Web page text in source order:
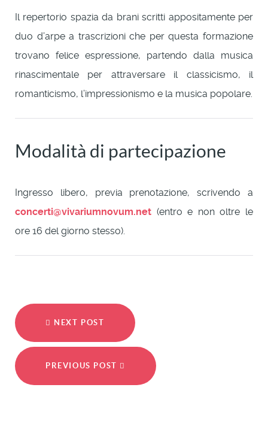
Il repertorio spazia da brani scritti appositamente per
duo d’arpe a trascrizioni che per questa formazione
trovano felice espressione, partendo dalla musica
rinascimentale per attraversare il classicismo, il
romanticismo, l’impressionismo e la musica popolare.
Modalità di partecipazione
Ingresso libero, previa prenotazione, scrivendo a
concerti@vivariumnovum.net (entro e non oltre le
ore 16 del giorno stesso).
NEXT POST
PREVIOUS POST